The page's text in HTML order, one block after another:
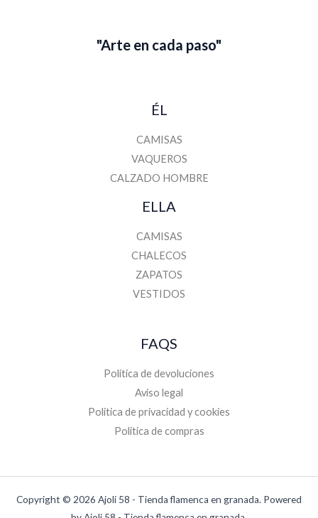
"Arte en cada paso"
ÉL
CAMISAS
VAQUEROS
CALZADO HOMBRE
ELLA
CAMISAS
CHALECOS
ZAPATOS
VESTIDOS
FAQS
Política de devoluciones
Aviso legal
Politica de privacidad y cookies
Politica de compras
Copyright © 2026 Ajoli 58 - Tienda flamenca en granada. Powered